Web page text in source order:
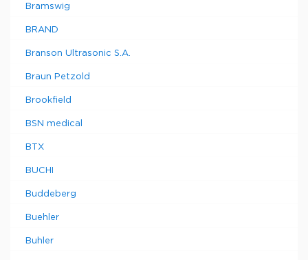
Bramswig
BRAND
Branson Ultrasonic S.A.
Braun Petzold
Brookfield
BSN medical
BTX
BUCHI
Buddeberg
Buehler
Buhler